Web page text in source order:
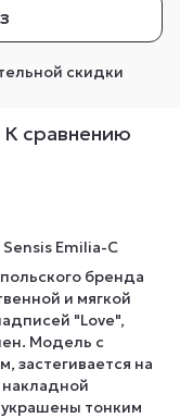
скидки
К сравнению
Emilia-С
бренда
и мягкой
"Love",
Модель с
застегивается на
накладной
украшены тонким